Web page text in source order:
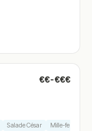
€€-€€€
Salade César Mille-feuille